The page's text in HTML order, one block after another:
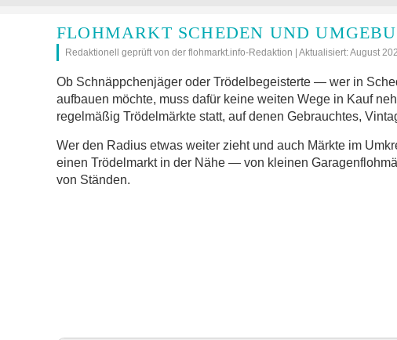
FLOHMARKT SCHEDEN UND
Redaktionell geprüft von der flohmarkt.info-Redaktion | Aktualisiert: August
Ob Schnäppchenjäger oder Trödelbegeisterte — wer in
aufbauen möchte, muss dafür keine weiten Wege in Kauf
regelmäßig Trödelmärkte statt, auf denen Gebrauchtes,
Wer den Radius etwas weiter zieht und auch Märkte im
einen Trödelmarkt in der Nähe — von kleinen
von Ständen.